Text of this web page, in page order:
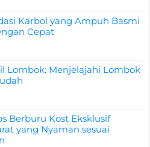
Karbol yang Ampuh Basmi
Cepat
Lombok: Menjelajahi Lombok
Berburu Kost Eksklusif
yang Nyaman sesuai